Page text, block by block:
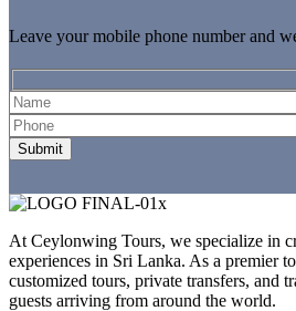
Leave your mobile phone number and
At Ceylonwing Tours, we specialize in
experiences in Sri Lanka. As a premier
customized tours, private transfers, and
guests arriving from around the world.